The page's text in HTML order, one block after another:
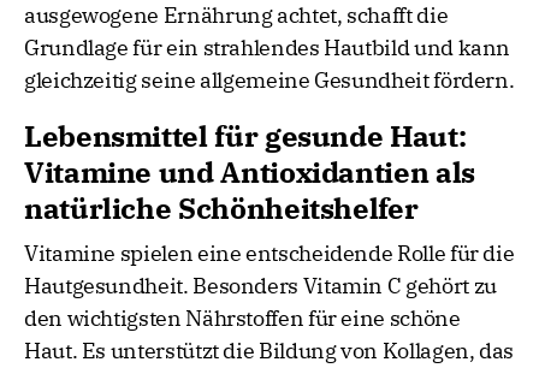
ausgewogene Ernährung achtet, schafft die
Grundlage für ein strahlendes Hautbild und kann
gleichzeitig seine allgemeine Gesundheit fördern.
Lebensmittel für gesunde Haut:
Vitamine und Antioxidantien als
natürliche Schönheitshelfer
Vitamine spielen eine entscheidende Rolle für die
Hautgesundheit. Besonders Vitamin C gehört zu
den wichtigsten Nährstoffen für eine schöne
Haut. Es unterstützt die Bildung von Kollagen, das